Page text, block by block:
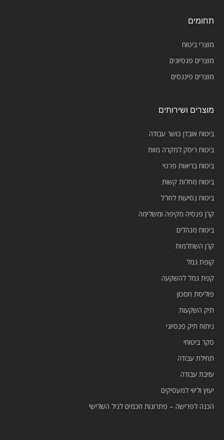
תחומים
מוצרי ביטוח
מוצרים פנסיונים
מוצרים פיננסים
מוצרים ושירותים
ביטוח אובדן כושר עבודה
ביטוח ריסק למקרה מוות
ביטוח בריאות פרטי
ביטוח מחלות קשות
ביטוח נסיעות לחו"ל
קרן פנסיה מקיפה ומשלימה
ביטוח מנהלים
קרן השתלמות
קופת גמל
קפת גמל להשקעה
פוליסת חסכון
תיק השקעות
ניתוח תיק פנסיוני
סקר ביטוחי
תחילת עבודה
עזיבת עבודה
יעוץ וליווי למעסיקים
הכנה לפרישה – פתרונות חכמים לגיל השלישי